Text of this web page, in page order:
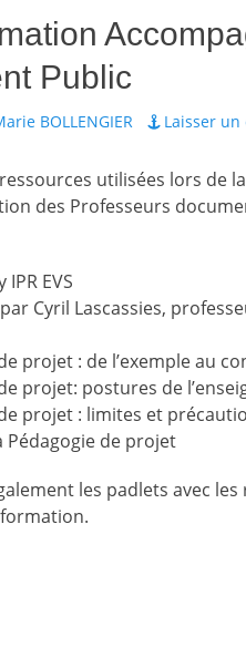
Public
BOLLENGIER Laisser
utilisées lors de
des Professeurs
EVS
par Cyril Lascassies,
projet : de l’exemple au
projet: postures de
projet : limites et
Pédagogie de projet
les padlets avec